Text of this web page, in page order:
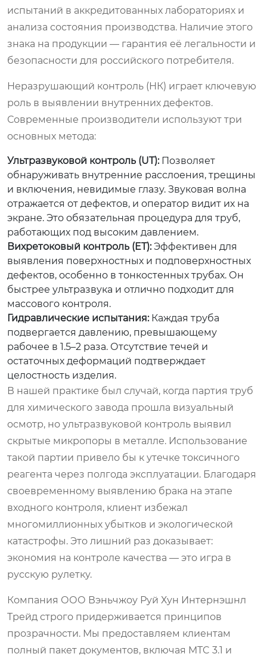
испытаний в аккредитованных лабораториях и
анализа состояния производства. Наличие этого
знака на продукции — гарантия её легальности и
безопасности для российского потребителя.
Неразрушающий контроль (НК) играет ключевую
роль в выявлении внутренних дефектов.
Современные производители используют три
основных метода:
Ультразвуковой контроль (UT):Позволяет
обнаруживать внутренние расслоения, трещины
и включения, невидимые глазу. Звуковая волна
отражается от дефектов, и оператор видит их на
экране. Это обязательная процедура для труб,
работающих под высоким давлением.
Вихретоковый контроль (ET):Эффективен для
выявления поверхностных и подповерхностных
дефектов, особенно в тонкостенных трубах. Он
быстрее ультразвука и отлично подходит для
массового контроля.
Гидравлические испытания:Каждая труба
подвергается давлению, превышающему
рабочее в 1.5–2 раза. Отсутствие течей и
остаточных деформаций подтверждает
целостность изделия.
В нашей практике был случай, когда партия труб
для химического завода прошла визуальный
осмотр, но ультразвуковой контроль выявил
скрытые микропоры в металле. Использование
такой партии привело бы к утечке токсичного
реагента через полгода эксплуатации. Благодаря
своевременному выявлению брака на этапе
входного контроля, клиент избежал
многомиллионных убытков и экологической
катастрофы. Это лишний раз доказывает:
экономия на контроле качества — это игра в
русскую рулетку.
Компания ООО Вэньчжоу Руй Хун Интернэшнл
Трейд строго придерживается принципов
прозрачности. Мы предоставляем клиентам
полный пакет документов, включая MTC 3.1 и